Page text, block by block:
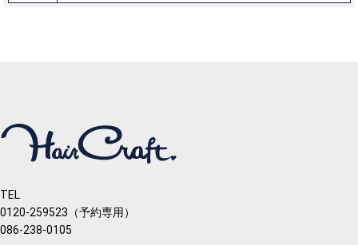
TEL
0120-259523（予約専用）
086-238-0105